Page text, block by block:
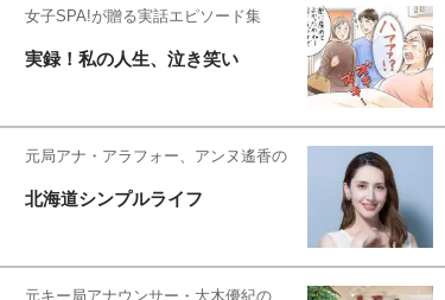
女子SPA!が贈る実話エピソード集
実録！私の人生、泣き笑い
元局アナ・アラフォー、アンヌ遙香の
北海道シンプルライフ
元キー局アナウンサー・大木優紀の